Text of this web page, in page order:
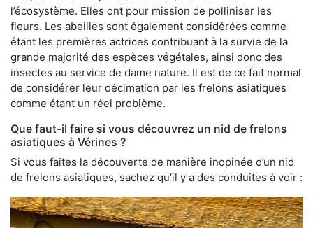
l’écosystème. Elles ont pour mission de polliniser les
fleurs. Les abeilles sont également considérées comme
étant les premières actrices contribuant à la survie de la
grande majorité des espèces végétales, ainsi donc des
insectes au service de dame nature. Il est de ce fait normal
de considérer leur décimation par les frelons asiatiques
comme étant un réel problème.
Que faut-il faire si vous découvrez un nid de frelons
asiatiques à Vérines ?
Si vous faites la découverte de manière inopinée d’un nid
de frelons asiatiques, sachez qu’il y a des conduites à voir :